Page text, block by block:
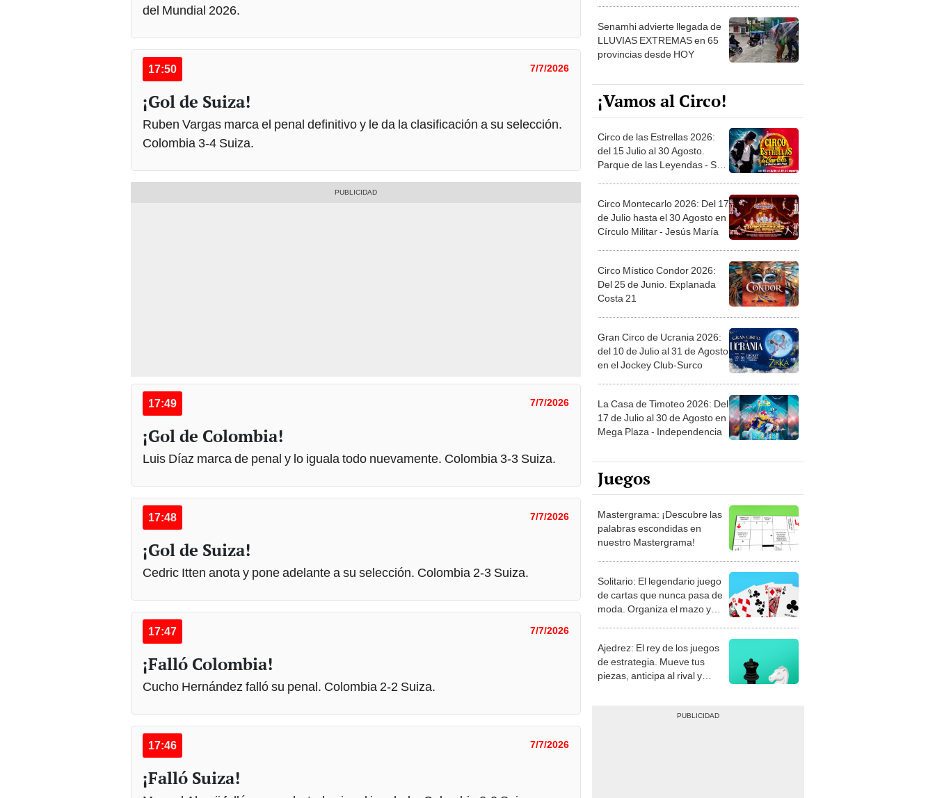
del Mundial 2026.
17:50 7/7/2026
¡Gol de Suiza!
Ruben Vargas marca el penal definitivo y le da la clasificación a su selección.
Colombia 3-4 Suiza.
17:49 7/7/2026
¡Gol de Colombia!
Luis Díaz marca de penal y lo iguala todo nuevamente. Colombia 3-3 Suiza.
17:48 7/7/2026
¡Gol de Suiza!
Cedric Itten anota y pone adelante a su selección. Colombia 2-3 Suiza.
17:47 7/7/2026
¡Falló Colombia!
Cucho Hernández falló su penal. Colombia 2-2 Suiza.
17:46 7/7/2026
¡Falló Suiza!
Senamhi advierte llegada de
LLUVIAS EXTREMAS en 65
provincias desde HOY
¡Vamos al Circo!
Circo de las Estrellas 2026:
del 15 Julio al 30 Agosto.
Parque de las Leyendas - San
Circo Montecarlo 2026: Del 17
de Julio hasta el 30 Agosto en
Círculo Militar - Jesús María
Circo Místico Condor 2026:
Del 25 de Junio. Explanada
Costa 21
Gran Circo de Ucrania 2026:
del 10 de Julio al 31 de Agosto
en el Jockey Club-Surco
La Casa de Timoteo 2026: Del
17 de Julio al 30 de Agosto en
Mega Plaza - Independencia
Juegos
Mastergrama: ¡Descubre las
palabras escondidas en
nuestro Mastergrama!
Solitario: El legendario juego
de cartas que nunca pasa de
moda. Organiza el mazo y
Ajedrez: El rey de los juegos
de estrategia. Mueve tus
piezas, anticipa al rival y